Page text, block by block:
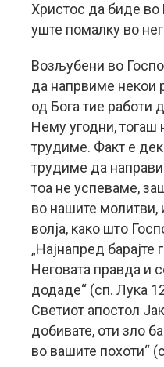
Христос да биде во
уште помалку во
Возљубени во
да напрвиме некои
од Бога тие работи
Нему угодни, тогаш
трудиме. Факт е
трудиме да
тоа не успеваме,
во нашите молитви,
волја, како што
„Најнапред
Неговата правда и
додаде“ (сп. Лука
Светиот апостол
добивате, оти зло
во вашите похоти“